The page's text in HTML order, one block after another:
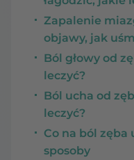
Zapalenie
objawy, jak
Ból głowy od
leczyć?
Ból ucha od
leczyć?
Co na ból zęba
sposoby